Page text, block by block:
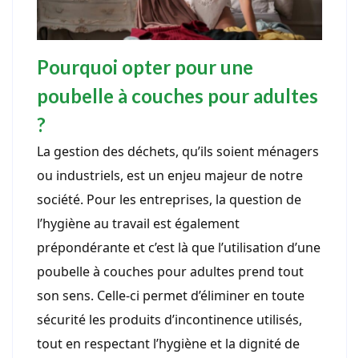
Pourquoi opter pour une
poubelle à couches pour adultes
?
La gestion des déchets, qu’ils soient ménagers
ou industriels, est un enjeu majeur de notre
société. Pour les entreprises, la question de
l’hygiène au travail est également
prépondérante et c’est là que l’utilisation d’une
poubelle à couches pour adultes prend tout
son sens. Celle-ci permet d’éliminer en toute
sécurité les produits d’incontinence utilisés,
tout en respectant l’hygiène et la dignité de